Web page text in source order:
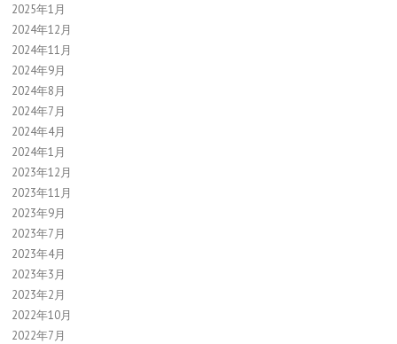
2025年1月
2024年12月
2024年11月
2024年9月
2024年8月
2024年7月
2024年4月
2024年1月
2023年12月
2023年11月
2023年9月
2023年7月
2023年4月
2023年3月
2023年2月
2022年10月
2022年7月